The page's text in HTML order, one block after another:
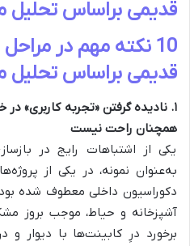
10 نکته مهم در
قدیمی براساس تحلیل
۱. نادیده گرفتن «تجربه کاربری»
همچنان راحت نیست
یکی از اشتباهات رایج در
به‌عنوان نمونه، در یکی از
دکوراسیون داخلی معطوف شده
آشپزخانه و حیاط، موجب بروز
برخورد درِ کابینت‌ها با دیوار و